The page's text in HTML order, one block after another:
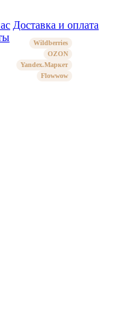
Доставка и оплата
Wildberries
OZON
Yandex.Маркет
Flowwow